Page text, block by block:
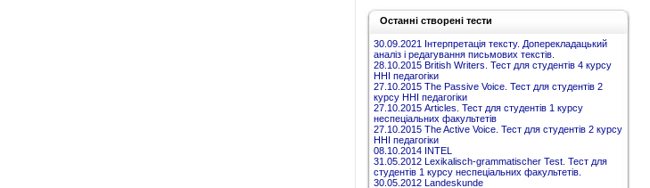
Останні створені тести
30.09.2021 Інтерпретація тексту. Доперекладацький
аналіз і редагування письмових текстів.
28.10.2015 British Writers. Тест для студентів 4 курсу
ННІ педагогіки
27.10.2015 The Passive Voice. Тест для студентів 2
курсу ННІ педагогіки
27.10.2015 Articles. Тест для студентів 1 курсу
неспеціальних факультетів
27.10.2015 The Active Voice. Тест для студентів 2 курсу
ННІ педагогіки
08.10.2014 INTEL
31.05.2012 Lexikalisch-grammatischer Test. Тест для
студентів 1 курсу неспеціальних факультетів.
30.05.2012 Landeskunde